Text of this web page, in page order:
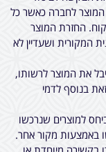
לחברה כאשר כל
החזרת המוצר
המקורית ושעדיין לא
את המוצר לרשותו,
בנוסף לדמי
למוצרים שנרכשו
באמצעות מקור אחר.